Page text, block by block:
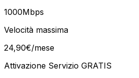
1000Mbps
Velocità massima
24,90€/mese
Attivazione Servizio GRATIS